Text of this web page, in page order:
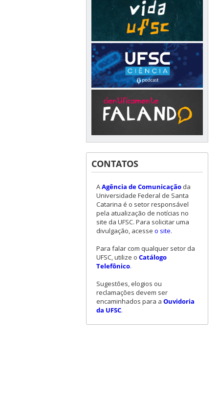
CONTATOS
AAgência de Comunicaçãoda
Universidade Federal de Santa
Catarina é o setor responsável
pela atualização de notícias no
site da UFSC. Para solicitar uma
divulgação, acesse o site.
Para falar com qualquer setor da
UFSC, utilize o Catálogo
Telefônico.
Sugestões, elogios ou
reclamações devem ser
encaminhados para a Ouvidoria
da UFSC.